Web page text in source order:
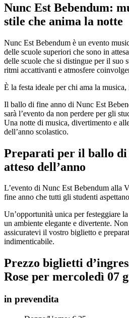
Nunc Est Bebendum:
stile che anima la notte
Nunc Est Bebendum è un evento
delle scuole superiori che sono in
delle scuole che si distingue per il suo
ritmi accattivanti e atmosfere
È la festa ideale per chi ama la
Il ballo di fine anno di Nunc Est
sarà l’evento da non perdere per gli
Una notte di musica, divertimento e
dell’anno scolastico.
Preparati per il ballo di
atteso dell’anno
L’evento di Nunc Est Bebendum alla
fine anno che tutti gli studenti
Un’opportunità unica per festeggiare
un ambiente elegante e divertente.
assicuratevi il vostro biglietto e
indimenticabile.
Prezzo biglietti
Rose per mercoledì 07
in prevendita